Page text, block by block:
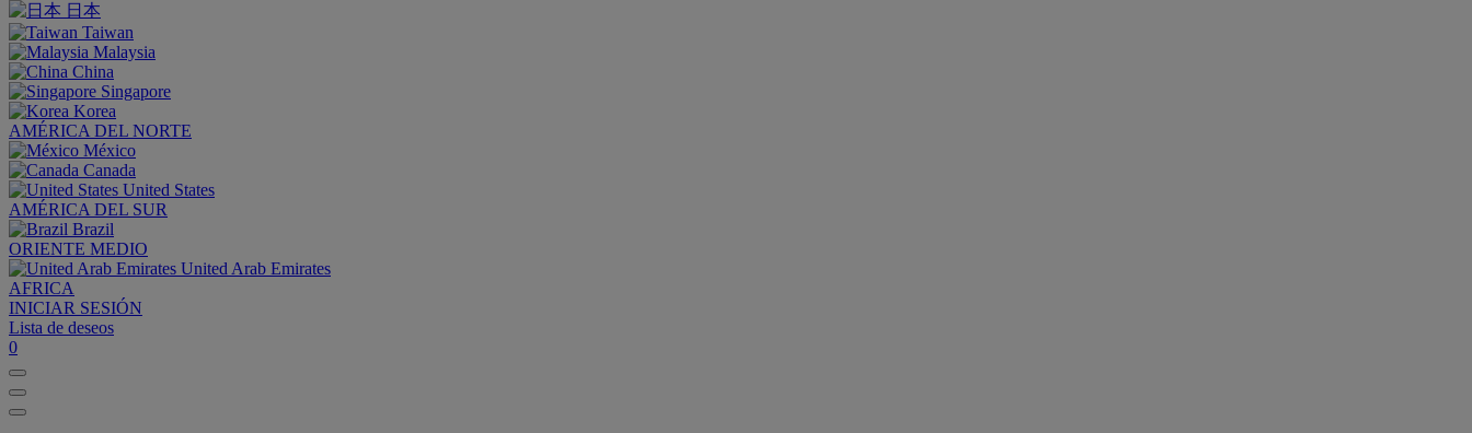
日本
Taiwan
Malaysia
China
Singapore
Korea
AMÉRICA DEL NORTE
México
Canada
United States
AMÉRICA DEL SUR
Brazil
ORIENTE MEDIO
United Arab Emirates
AFRICA
INICIAR SESIÓN
Lista de deseos
0